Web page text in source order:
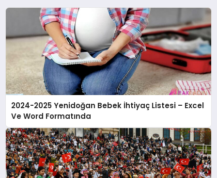
2024-2025 Yenidoğan Bebek İhtiyaç Listesi – Excel
Ve Word Formatında